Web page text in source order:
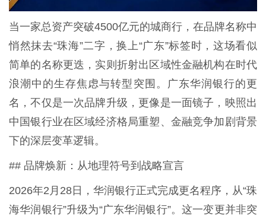
当一家总资产突破4500亿元的城商行，在品牌名称中
悄然抹去“珠海”二字，换上“广东”标签时，这场看似
简单的名称更迭，实则折射出区域性金融机构在时代
浪潮中的生存焦虑与转型突围。广东华润银行的更
名，不仅是一次品牌升级，更像是一面镜子，映照出
中国银行业在区域经济格局重塑、金融竞争加剧背景
下的深层变革逻辑。
## 品牌焕新：从地理符号到战略宣言
2026年2月28日，华润银行正式完成更名程序，从“珠
海华润银行”升级为“广东华润银行”。这一变更并非突